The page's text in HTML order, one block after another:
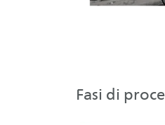
Fasi di